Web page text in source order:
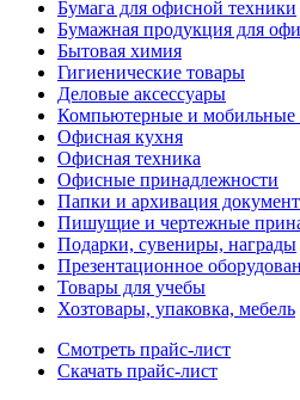
Бумага для офисной техники
Бумажная продукция для
Бытовая химия
Гигиенические товары
Деловые аксессуары
Компьютерные и мобильные
Офисная кухня
Офисная техника
Офисные принадлежности
Папки и архивация
Пишущие и чертежные
Подарки, сувениры, награды
Презентационное
Товары для учебы
Хозтовары, упаковка, мебель
Смотреть прайс-лист
Скачать прайс-лист